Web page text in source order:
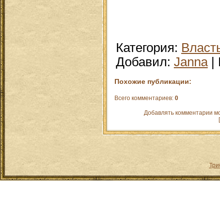
Категория:
Добавил: Janna
Похожие публикации:
Всего комментариев: 0
Добавлять комментарии